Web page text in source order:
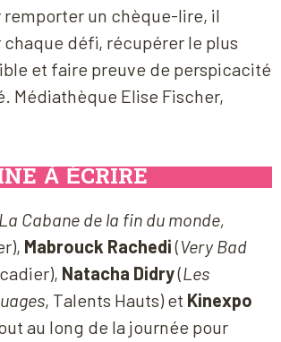
remporter un chèque-lire, il
défi, récupérer le plus
et faire preuve de perspicacité
Médiathèque Elise Fischer,
À ÉCRIRE
La Cabane de la fin du monde,
Mabrouck Rachedi(Very Bad
Natacha Didry(Les
, Talents Hauts) et Kinexpo
au long de la journée pour